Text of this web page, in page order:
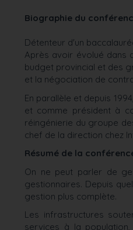
Biographie du
Détenteur d'un
Après avoir évolué dans
budget provincial et des
et la négociation de
En parallèle et depuis
et comme président à
réingénierie du groupe
chef de la direction chez
Résumé de la
On ne peut parler de
gestionnaires. Depuis
gestion plus complète.
Les infrastructures
services à la